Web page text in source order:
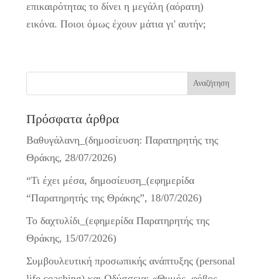
επικαιρότητας το δίνει η μεγάλη (αόρατη)
εικόνα. Ποιοι όμως έχουν μάτια γι' αυτήν;
Πρόσφατα άρθρα
Βαθυγάλανη_(δημοσίευση: Παρατηρητής της
Θράκης, 28/07/2026)
“Τι έχει μέσα, δημοσίευση_(εφημερίδα
“Παρατηρητής της Θράκης”, 18/07/2026)
Το δαχτυλίδι_(εφημερίδα Παρατηρητής της
Θράκης, 15/07/2026)
Συμβουλευτική προσωπικής ανάπτυξης (personal